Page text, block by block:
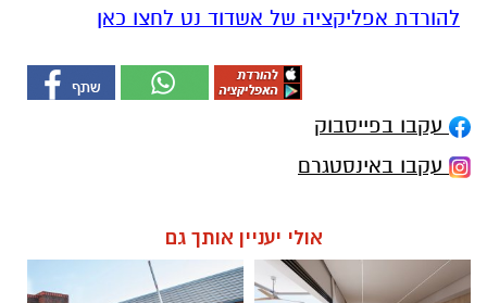
להורדת אפליקציה של אשדוד נט לחצו כאן
עקבו בפייסבוק
עקבו באינסטגרם
אולי יעניין אותך גם